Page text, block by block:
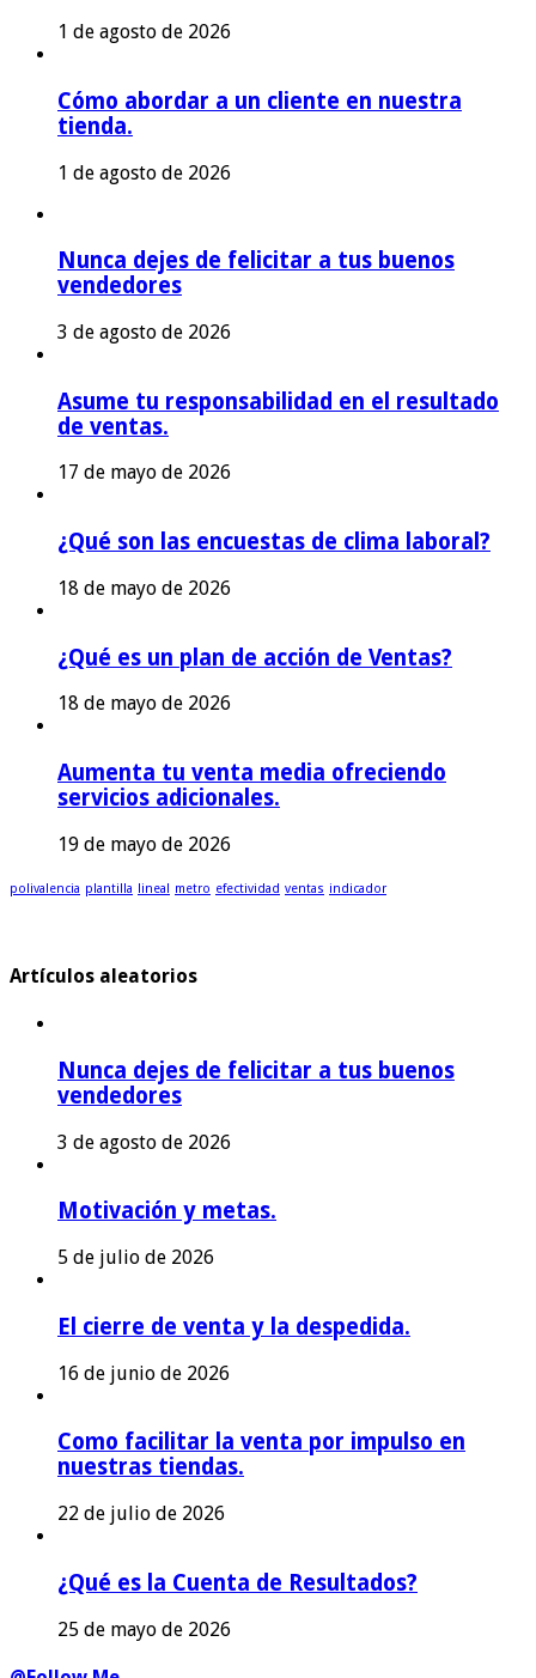
1 de agosto de 2026
Cómo abordar a un cliente en nuestra
tienda.
1 de agosto de 2026
Nunca dejes de felicitar a tus buenos
vendedores
3 de agosto de 2026
Asume tu responsabilidad en el resultado
de ventas.
17 de mayo de 2026
¿Qué son las encuestas de clima laboral?
18 de mayo de 2026
¿Qué es un plan de acción de Ventas?
18 de mayo de 2026
Aumenta tu venta media ofreciendo
servicios adicionales.
19 de mayo de 2026
polivalencia plantilla lineal metro efectividad ventas indicador
Artículos aleatorios
Nunca dejes de felicitar a tus buenos
vendedores
3 de agosto de 2026
Motivación y metas.
5 de julio de 2026
El cierre de venta y la despedida.
16 de junio de 2026
Como facilitar la venta por impulso en
nuestras tiendas.
22 de julio de 2026
¿Qué es la Cuenta de Resultados?
25 de mayo de 2026